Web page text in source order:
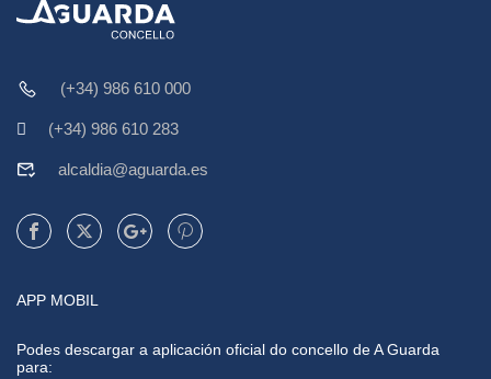
(+34) 986 610 000
(+34) 986 610 283
alcaldia@aguarda.es
APP MOBIL
Podes descargar a aplicación oficial do concello de A Guarda
para: